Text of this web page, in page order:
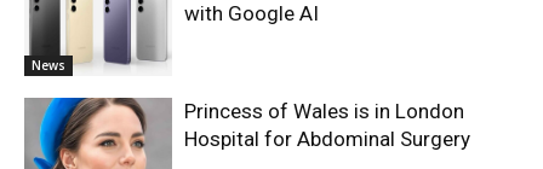
News
with Google AI
Princess of Wales is in London
Hospital for Abdominal Surgery